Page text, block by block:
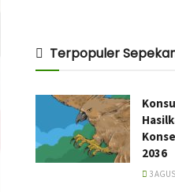
Terpopuler
2036
3